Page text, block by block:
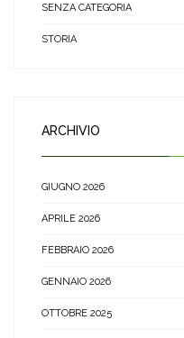
SENZA CATEGORIA
STORIA
ARCHIVIO
GIUGNO 2026
APRILE 2026
FEBBRAIO 2026
GENNAIO 2026
OTTOBRE 2025